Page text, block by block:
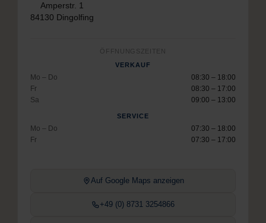
Amperstr. 1
84130 Dingolfing
ÖFFNUNGSZEITEN
VERKAUF
Mo – Do
08:30 – 18:00
Fr
08:30 – 17:00
Sa
09:00 – 13:00
SERVICE
Mo – Do
07:30 – 18:00
Fr
07:30 – 17:00
Auf Google Maps anzeigen
+49 (0) 8731 3254866